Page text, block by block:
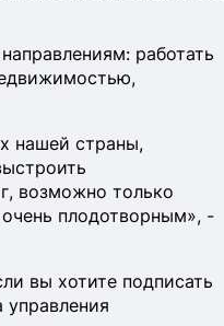
работать
нашей страны,
возможно только
плодотворным», -
вы хотите подписать